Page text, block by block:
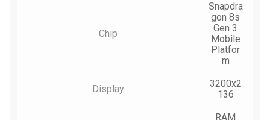
Chip
Snapdra
gon 8s
Gen 3
Mobile
Platfor
m
Display
3200x2
136
RAM